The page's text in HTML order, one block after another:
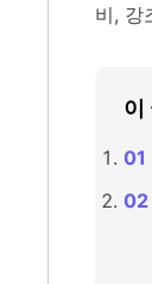
비, 강
이